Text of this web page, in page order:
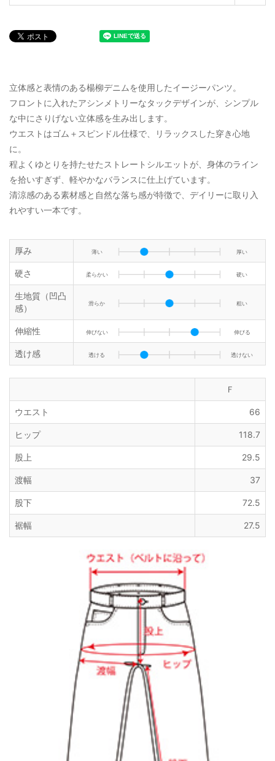
立体感と表情のある楊柳デニムを使用したイージーパンツ。
フロントに入れたアシンメトリーなタックデザインが、シンプル
な中にさりげない立体感を生み出します。
ウエストはゴム＋スピンドル仕様で、リラックスした穿き心地
に。
程よくゆとりを持たせたストレートシルエットが、身体のライン
を拾いすぎず、軽やかなバランスに仕上げています。
清涼感のある素材感と自然な落ち感が特徴で、デイリーに取り入
れやすい一本です。
厚み 薄い 厚い
硬さ 柔らかい 硬い
生地質（凹凸
感）
滑らか 粗い
伸縮性 伸びない 伸びる
透け感 透ける 透けない
Ｆ
ウエスト 66
ヒップ 118.7
股上 29.5
渡幅 37
股下 72.5
裾幅 27.5